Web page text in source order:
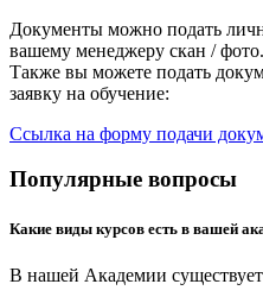
Документы можно подать
вашему менеджеру скан / фото.
Также вы можете подать
заявку на обучение:
Ссылка на форму подачи
Популярные вопросы
Какие виды курсов есть в вашей
В нашей Академии